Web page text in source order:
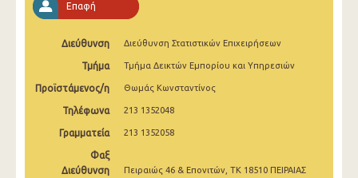
4o Τρίμηνο 2023
3o Τρίμηνο 2023
2o Τρίμηνο 2023
1o Τρίμηνο 2023
4o Τρίμηνο 2022
3o Τρίμηνο 2022
Επαφή
Διεύθυνση Διεύθυνση Στατιστικών Επιχειρήσεων
Τμήμα Τμήμα Δεικτών Εμπορίου και Υπηρεσιών
Προϊστάμενος/η Θωμάς Κωνσταντίνος
Τηλέφωνα 213 1352048
Γραμματεία 213 1352058
Φαξ
Διεύθυνση
Πειραιώς 46 & Επονιτών, ΤΚ 18510 ΠΕΙΡΑΙΑΣ